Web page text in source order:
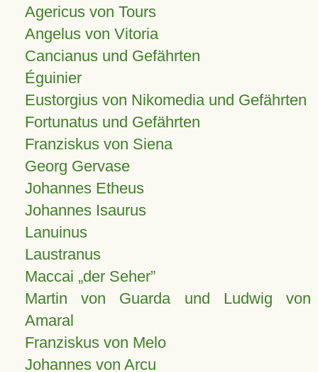
Agericus von Tours
Angelus von Vitoria
Cancianus und Gefährten
Éguinier
Eustorgius von Nikomedia und Gefährten
Fortunatus und Gefährten
Franziskus von Siena
Georg Gervase
Johannes Etheus
Johannes Isaurus
Lanuinus
Laustranus
Maccai „der Seher”
Martin von Guarda und Ludwig von
Amaral
Franziskus von Melo
Johannes von Arcu